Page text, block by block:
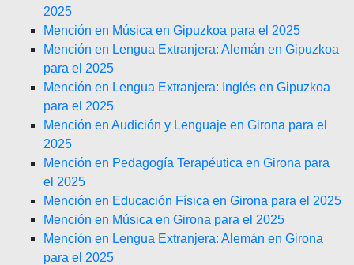
2025
Mención en Música en Gipuzkoa para el 2025
Mención en Lengua Extranjera: Alemán en Gipuzkoa
para el 2025
Mención en Lengua Extranjera: Inglés en Gipuzkoa
para el 2025
Mención en Audición y Lenguaje en Girona para el
2025
Mención en Pedagogía Terapéutica en Girona para
el 2025
Mención en Educación Física en Girona para el 2025
Mención en Música en Girona para el 2025
Mención en Lengua Extranjera: Alemán en Girona
para el 2025